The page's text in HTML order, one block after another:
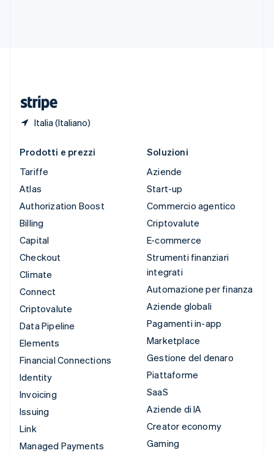
Italia (Italiano)
Prodotti e prezzi
Tariffe
Atlas
Authorization Boost
Billing
Capital
Checkout
Climate
Connect
Criptovalute
Data Pipeline
Elements
Financial Connections
Identity
Invoicing
Issuing
Link
Managed Payments
Soluzioni
Aziende
Start-up
Commercio agentico
Criptovalute
E-commerce
Strumenti finanziari
integrati
Automazione per finanza
Aziende globali
Pagamenti in-app
Marketplace
Gestione del denaro
Piattaforme
SaaS
Aziende di IA
Creator economy
Gaming